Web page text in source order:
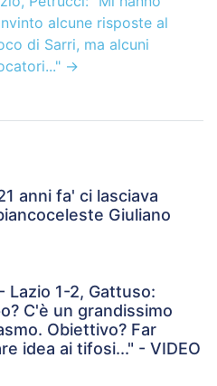
alcune risposte al
di Sarri, ma alcuni
→
anni fa' ci lasciava
Giuliano
Lazio 1-2, Gattuso:
C'è un grandissimo
Obiettivo? Far
idea ai tifosi..." - VIDEO